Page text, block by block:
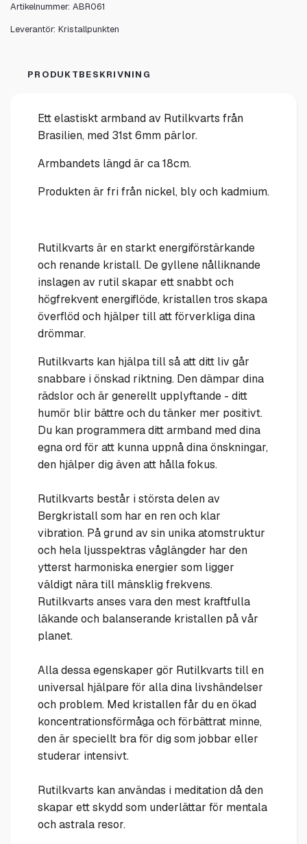
Artikelnummer: ABR061
Leverantör: Kristallpunkten
PRODUKTBESKRIVNING
Ett elastiskt armband av Rutilkvarts från
Brasilien, med 31st 6mm pärlor.
Armbandets längd är ca 18cm.
Produkten är fri från nickel, bly och kadmium.
Rutilkvarts är en starkt energiförstärkande
och renande kristall. De gyllene nålliknande
inslagen av rutil skapar ett snabbt och
högfrekvent energiflöde, kristallen tros skapa
överflöd och hjälper till att förverkliga dina
drömmar.
Rutilkvarts kan hjälpa till så att ditt liv går
snabbare i önskad riktning. Den dämpar dina
rädslor och är generellt upplyftande - ditt
humör blir bättre och du tänker mer positivt.
Du kan programmera ditt armband med dina
egna ord för att kunna uppnå dina önskningar,
den hjälper dig även att hålla fokus.
Rutilkvarts består i största delen av
Bergkristall som har en ren och klar
vibration. På grund av sin unika atomstruktur
och hela ljusspektras våglängder har den
ytterst harmoniska energier som ligger
väldigt nära till mänsklig frekvens.
Rutilkvarts anses vara den mest kraftfulla
läkande och balanserande kristallen på vår
planet.
Alla dessa egenskaper gör Rutilkvarts till en
universal hjälpare för alla dina livshändelser
och problem. Med kristallen får du en ökad
koncentrationsförmåga och förbättrat minne,
den är speciellt bra för dig som jobbar eller
studerar intensivt.
Rutilkvarts kan användas i meditation då den
skapar ett skydd som underlättar för mentala
och astrala resor.